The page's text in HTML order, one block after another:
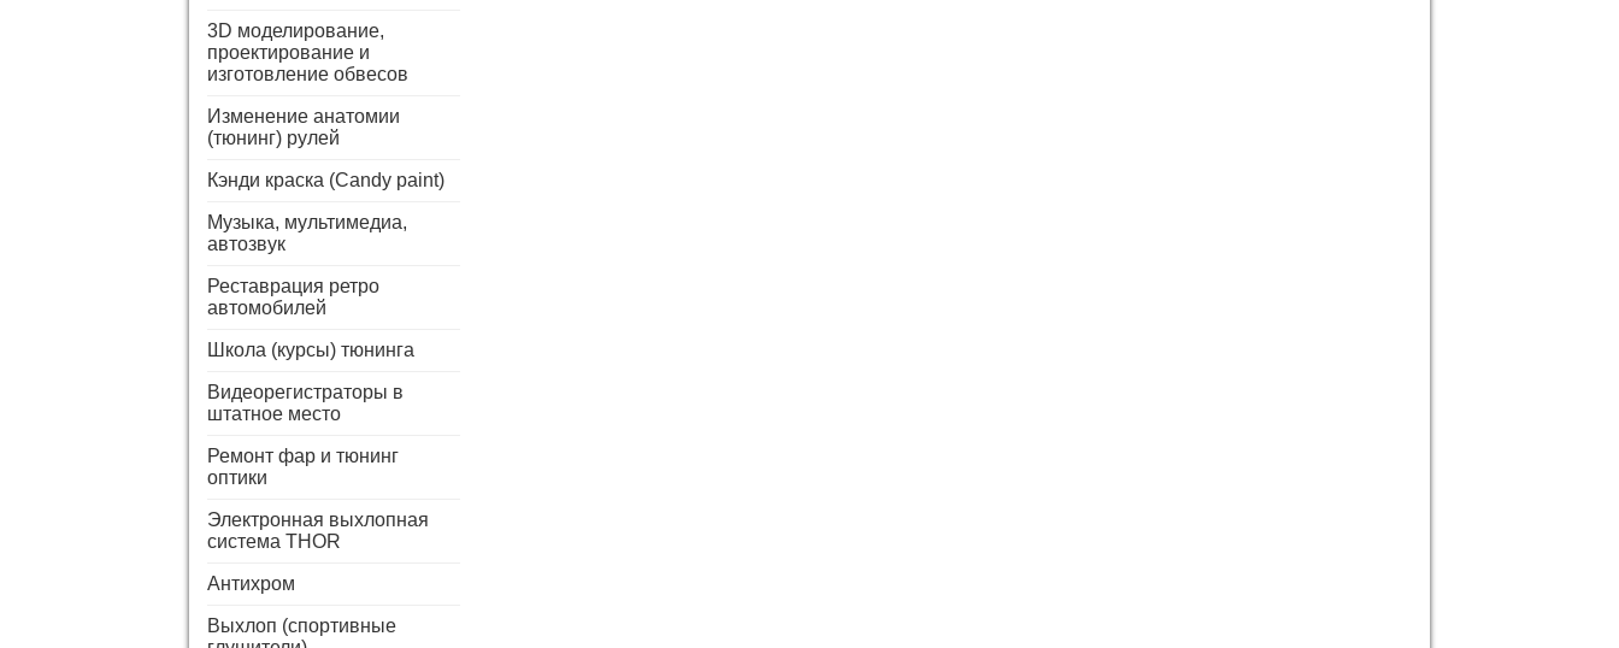
3D моделирование,
проектирование и
изготовление обвесов
Изменение анатомии
(тюнинг) рулей
Кэнди краска (Candy paint)
Музыка, мультимедиа,
автозвук
Реставрация ретро
автомобилей
Школа (курсы) тюнинга
Видеорегистраторы в
штатное место
Ремонт фар и тюнинг
оптики
Электронная выхлопная
система THOR
Антихром
Выхлоп (спортивные